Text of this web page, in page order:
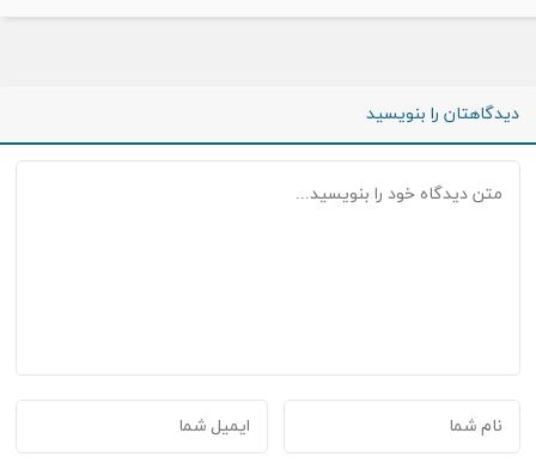
دیدگاهتان را بنویسید